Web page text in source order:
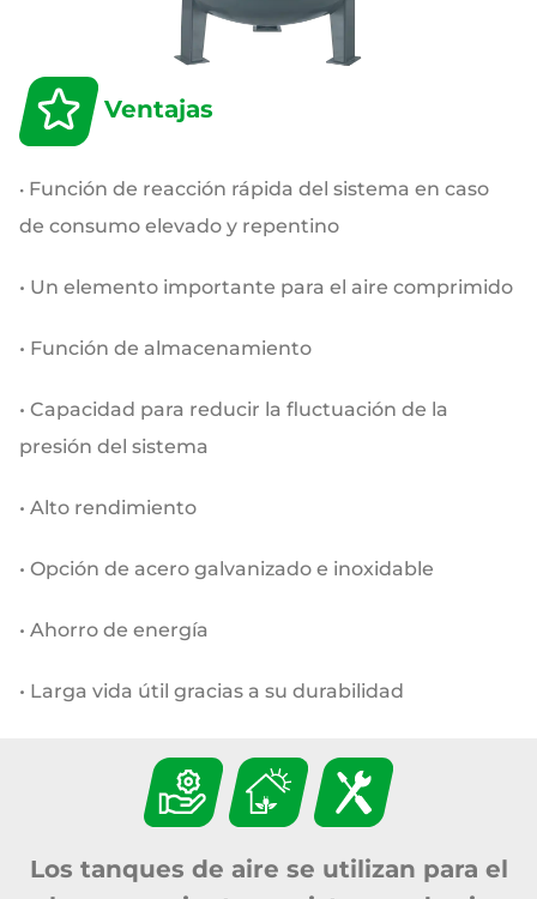
Ventajas
• Función de reacción rápida del sistema en caso
de consumo elevado y repentino
• Un elemento importante para el aire comprimido
• Función de almacenamiento
• Capacidad para reducir la fluctuación de la
presión del sistema
• Alto rendimiento
• Opción de acero galvanizado e inoxidable
• Ahorro de energía
• Larga vida útil gracias a su durabilidad
Los tanques de aire se utilizan para el